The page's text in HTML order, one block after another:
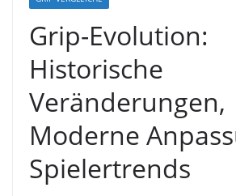
Grip-Evolution:
Historische
Veränderungen,
Moderne
Spielertrends